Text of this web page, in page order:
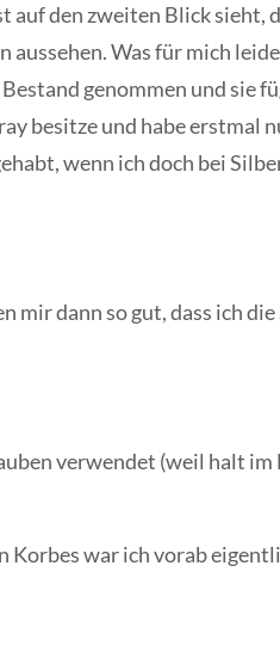
auf den zweiten Blick
aussehen. Was für mich
genommen und sie
besitze und habe erstmal
wenn ich doch bei
mir dann so gut, dass ich
verwendet (weil halt im
Korbes war ich vorab